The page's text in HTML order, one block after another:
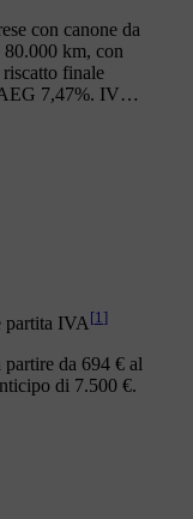
con canone da
80.000 km, con
finale
7,47%. IVA
partita IVA [1 ]
da 694 € al
di 7.500 €.